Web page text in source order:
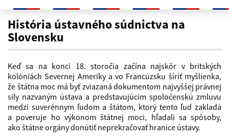
História ústavného súdnictva
História ústavného súdnictva na
Slovensku
Keď sa na konci 18. storočia začína najskôr v britských
kolóniách Severnej Ameriky a vo Francúzsku šíriť myšlienka,
že štátna moc má byť zviazaná dokumentom najvyššej právnej
sily nazvaným ústava a predstavujúcim spoločenskú zmluvu
medzi suverénnym ľudom a štátom, ktorý tento ľud zakladá
a poveruje ho výkonom štátnej moci, hľadali sa spôsoby,
ako štátne orgány donútiť neprekračovať hranice ústavy.